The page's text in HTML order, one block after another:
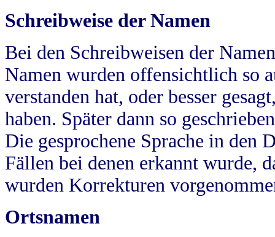
Schreibweise der Namen
Bei den Schreibweisen der
Namen wurden offensichtlich so
verstanden hat, oder besser
haben. Später dann so
Die gesprochene Sprache in
Fällen bei denen erkannt wurde,
wurden Korrekturen
Ortsnamen